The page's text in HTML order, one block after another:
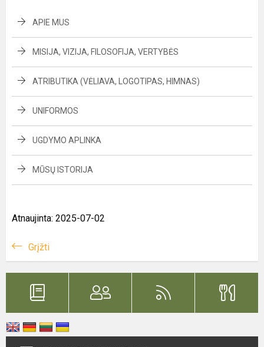
APIE MUS
MISIJA, VIZIJA, FILOSOFIJA, VERTYBĖS
ATRIBUTIKA (VĖLIAVA, LOGOTIPAS, HIMNAS)
UNIFORMOS
UGDYMO APLINKA
MŪSŲ ISTORIJA
Atnaujinta: 2025-07-02
Grįžti